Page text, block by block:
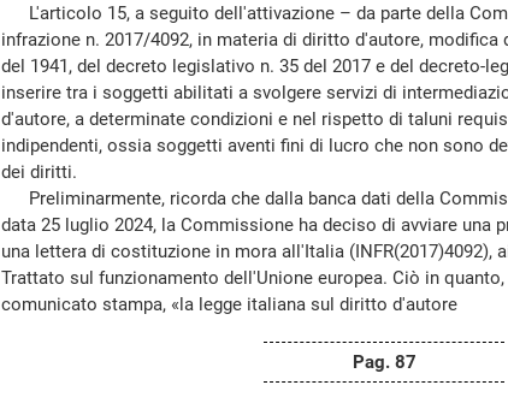
L'articolo 15, a seguito dell'attivazione – da parte della
infrazione n. 2017/4092, in materia di diritto d'autore, modifica
del 1941, del decreto legislativo n. 35 del 2017 e del decreto-
inserire tra i soggetti abilitati a svolgere servizi di
d'autore, a determinate condizioni e nel rispetto di taluni
indipendenti, ossia soggetti aventi fini di lucro che non sono
dei diritti.
Preliminarmente, ricorda che dalla banca dati della
data 25 luglio 2024, la Commissione ha deciso di avviare una
una lettera di costituzione in mora all'Italia (INFR(2017)4092),
Trattato sul funzionamento dell'Unione europea. Ciò in
comunicato stampa, «la legge italiana sul diritto d'autore
Pag. 87